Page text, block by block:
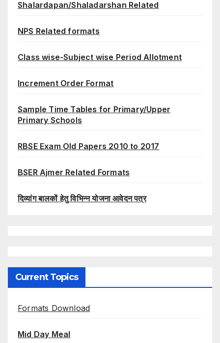
Shalardapan/Shaladarshan Related
NPS Related formats
Class wise-Subject wise Period Allotment
Increment Order Format
Sample Time Tables for Primary/Upper
Primary Schools
RBSE Exam Old Papers 2010 to 2017
BSER Ajmer Related Formats
दिव्यांग बालकों हेतु विभिन्न योजना आवेदन पत्र
Current Topics
Formats Download
Mid Day Meal